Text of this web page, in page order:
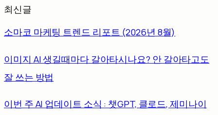
최신글
소마코 마케팅 트렌드 리포트 (2026년 8월)
이미지 AI 생길때마다 갈아타시나요? 안 갈아타고도
잘 쓰는 방법
이번 주 AI 업데이트 소식 : 챗GPT, 클로드, 제미나이